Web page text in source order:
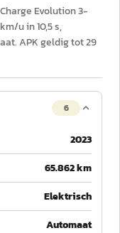
Evolution 3-
u in 10,5 s,
APK geldig tot 29
6
2023
65.862 km
Elektrisch
Automaat